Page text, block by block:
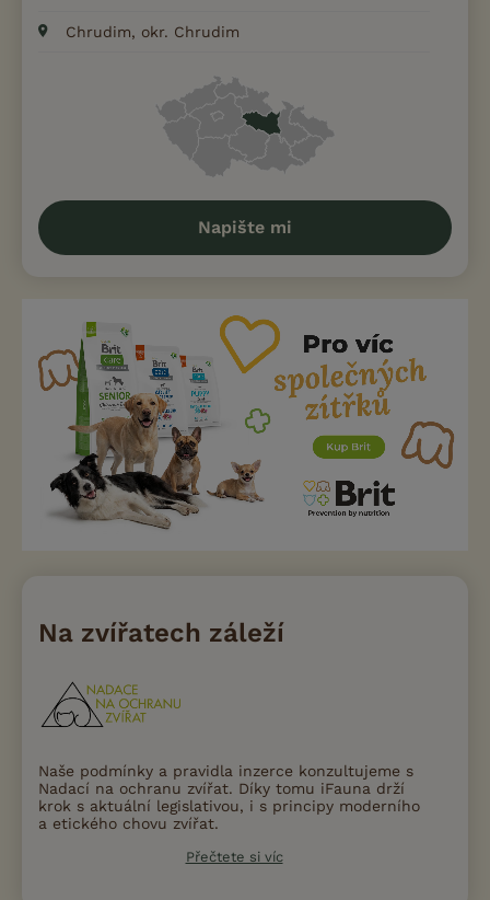
Chrudim, okr. Chrudim
Napište mi
Na zvířatech záleží
Naše podmínky a pravidla inzerce konzultujeme s
Nadací na ochranu zvířat. Díky tomu iFauna drží
krok s aktuální legislativou, i s principy moderního
a etického chovu zvířat.
Přečtete si víc